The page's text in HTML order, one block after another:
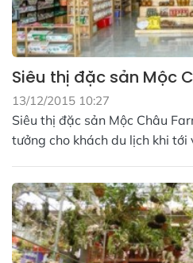
Siêu thị đặc sản Mộc
13/12/2015 10:27
Siêu thị đặc sản Mộc Châu
tưởng cho khách du lịch khi tới